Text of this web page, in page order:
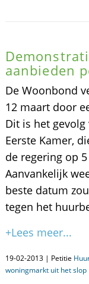
aanbieden
De Woonbond
12 maart door
Dit is het
Eerste Kamer,
de regering op
Aanvankelijk
beste datum
tegen het
+Lees meer...
19-02-2013 | Petitie
woningmarkt uit het slop